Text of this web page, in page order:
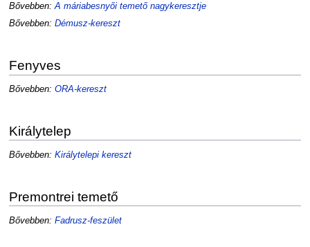
Bővebben:A máriabesnyői temető nagykeresztje
Bővebben: Démusz-kereszt
Fenyves
Bővebben: ORA-kereszt
Királytelep
Bővebben: Királytelepi kereszt
Premontrei temető
Bővebben: Fadrusz-feszület